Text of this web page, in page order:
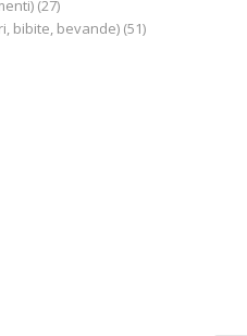
(27)
bibite, bevande) (51)